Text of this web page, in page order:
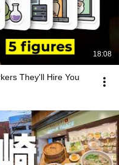
18:08
They'll Hire You